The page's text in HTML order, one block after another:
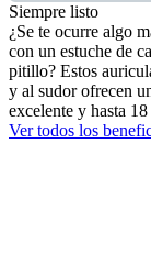
Siempre listo
¿Se te ocurre algo
con un estuche de
pitillo? Estos
y al sudor ofrecen
excelente y hasta
Ver todos los